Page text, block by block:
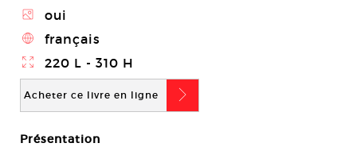
Z oui
4 français
} 220 L - 310 H
Acheter ce livre en ligne b
Présentation